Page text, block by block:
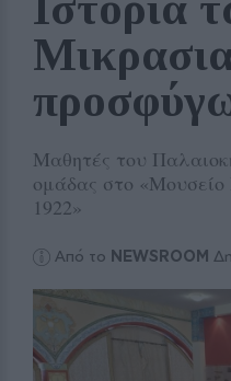
Μαθητές του
ομάδας στο
1922»
Από το NEWSROOM